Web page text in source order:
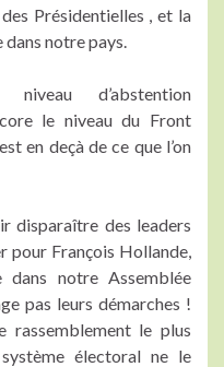
Présidentielles , et la
notre pays.
d’abstention
le niveau du Front
en deçà de ce que l’on
disparaître des leaders
pour François Hollande,
notre Assemblée
pas leurs démarches !
rassemblement le plus
électoral ne le